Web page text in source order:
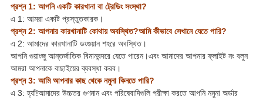
প্রশ্ন 1: আপনি একটি কারখানা বা ট্রেডিং সংস্থা?
এ 1: আমরা একটি প্রস্তুতকারক।
প্রশ্ন 2: আপনার কারখানাটি কোথায় অবস্থিত?আমি কীভাবে সেখানে যেতে পারি?
এ 2: আমাদের কারখানাটি ডংগুয়ান শহরে অবস্থিত।
আপনি গুয়াংজু আন্তর্জাতিক বিমানবন্দরে যেতে পারেন।এবং আমাদের আপনার ফ্লাইট নং বলুন
আমরা আপনাকে বাছাইয়ের ব্যবস্থা করব।
প্রশ্ন 3: আমি আপনার কাছ থেকে নমুনা কিনতে পারি?
এ 3: হ্যাঁ!আমাদের উচ্চতর গুণমান এবং পরিষেবাদিগুলি পরীক্ষা করতে আপনি নমুনা অর্ডার